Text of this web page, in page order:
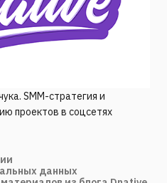
SMM-стратегия и
проектов в соцсетях
данных